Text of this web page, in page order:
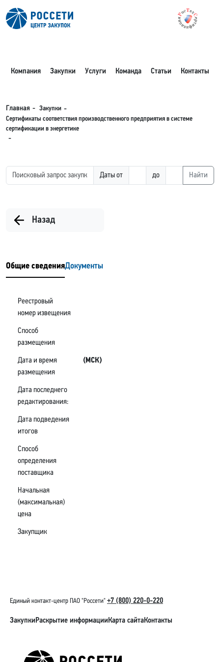
Компания Закупки Услуги Команда Статьи Контакты
Главная
Закупки
Сертификаты соответствия производственного предприятия в системе
сертификации в энергетике
Даты от до Найти
Назад
Общие сведенияДокументы
Реестровый
номер извещения
Способ
размещения
Дата и время
размещения
(МСК)
Дата последнего
редактирования:
Дата подведения
итогов
Способ
определения
поставщика
Начальная
(максимальная)
цена
Закупщик
Единый контакт-центр ПАО "Россети" +7 (800) 220-0-220
ЗакупкиРаскрытие информацииКарта сайтаКонтакты